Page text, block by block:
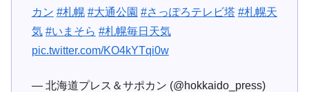
カン #札幌 #大通公園 #さっぽろテレビ塔 #札幌天
気 #いまそら #札幌毎日天気
pic.twitter.com/KO4kYTqi0w
— 北海道プレス＆サポカン (@hokkaido_press)